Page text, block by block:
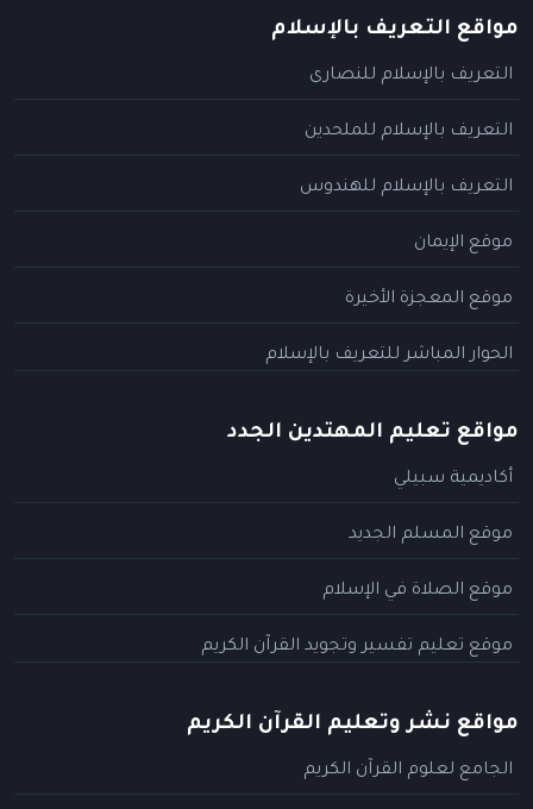
مواقع التعريف بالإسلام
التعريف بالإسلام للنصارى
التعريف بالإسلام للملحدين
التعريف بالإسلام للهندوس
موقع الإيمان
موقع المعجزة الأخيرة
الحوار المباشر للتعريف بالإسلام
مواقع تعليم المهتدين الجدد
أكاديمية سبيلي
موقع المسلم الجديد
موقع الصلاة في الإسلام
موقع تعليم تفسير وتجويد القرآن الكريم
مواقع نشر وتعليم القرآن الكريم
الجامع لعلوم القرآن الكريم